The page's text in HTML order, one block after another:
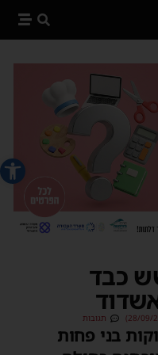
פתח
כבד
תגובות
בני פחות